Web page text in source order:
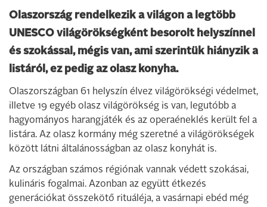
Olaszország rendelkezik a világon a legtöbb
UNESCO világörökségként besorolt helyszínnel
és szokással, mégis van, ami szerintük hiányzik a
listáról, ez pedig az olasz konyha.
Olaszországban 61 helyszín élvez világörökségi védelmet,
illetve 19 egyéb olasz világörökség is van, legutóbb a
hagyományos harangjáték és az operaéneklés került fel a
listára. Az olasz kormány még szeretné a világörökségek
között látni általánosságban az olasz konyhát is.
Az országban számos régiónak vannak védett szokásai,
kulináris fogalmai. Azonban az együtt étkezés
generációkat összekötő rituáléja, a vasárnapi ebéd még